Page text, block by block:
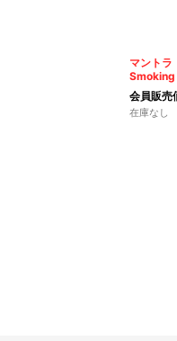
マント
会員販売
在庫なし